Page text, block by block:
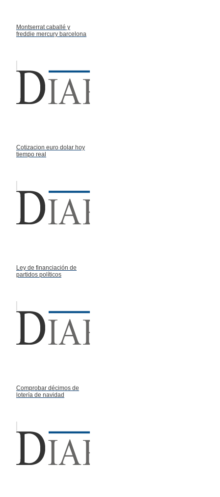
Montserrat caballé y
freddie mercury barcelona
Cotizacion euro dolar hoy
tiempo real
Ley de financiación de
partidos políticos
Comprobar décimos de
lotería de navidad